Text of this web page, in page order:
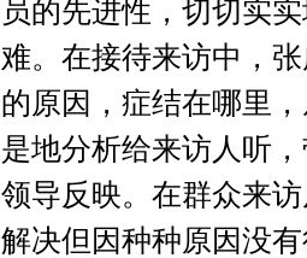
员的先进性，切切实
难。在接待来访中，
的原因，症结在哪里
是地分析给来访人听
领导反映。在群众来
解决但因种种原因没